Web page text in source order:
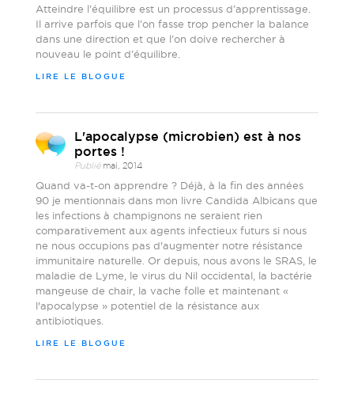
Atteindre l’équilibre est un processus d’apprentissage.
Il arrive parfois que l’on fasse trop pencher la balance
dans une direction et que l’on doive rechercher à
nouveau le point d’équilibre.
LIRE LE BLOGUE
L'apocalypse (microbien) est à nos
portes !
Publié mai, 2014
Quand va-t-on apprendre ? Déjà, à la fin des années
90 je mentionnais dans mon livre Candida Albicans que
les infections à champignons ne seraient rien
comparativement aux agents infectieux futurs si nous
ne nous occupions pas d'augmenter notre résistance
immunitaire naturelle. Or depuis, nous avons le SRAS, le
maladie de Lyme, le virus du Nil occidental, la bactérie
mangeuse de chair, la vache folle et maintenant «
l'apocalypse » potentiel de la résistance aux
antibiotiques.
LIRE LE BLOGUE